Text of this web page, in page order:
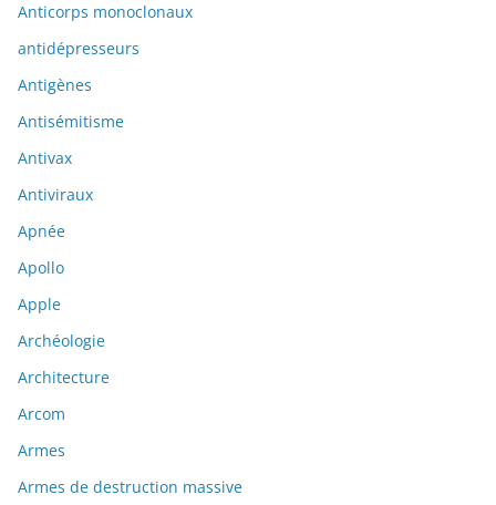
Anticorps monoclonaux
antidépresseurs
Antigènes
Antisémitisme
Antivax
Antiviraux
Apnée
Apollo
Apple
Archéologie
Architecture
Arcom
Armes
Armes de destruction massive